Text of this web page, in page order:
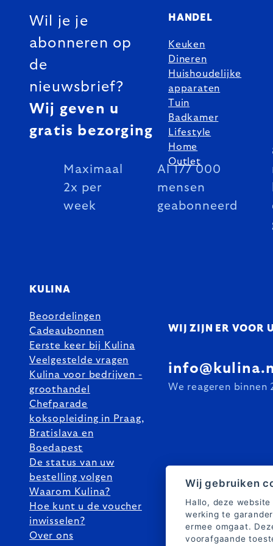
Wil je je
abonneren op
de
nieuwsbrief?
Wij geven u
gratis bezorging
Maximaal
2x per
week
Al 177 000
mensen
geabonneerd
HANDEL
Keuken
Dineren
Huishoudelijke
apparaten
Tuin
Badkamer
Lifestyle
Home
Outlet
KULINA
Beoordelingen
Cadeaubonnen
Eerste keer bij Kulina
Veelgestelde vragen
Kulina voor bedrijven -
groothandel
Chefparade
koksopleiding in Praag,
Bratislava en
Boedapest
De status van uw
bestelling volgen
Waarom Kulina?
Hoe kunt u de voucher
inwisselen?
Over ons
WIJ ZIJN ER VOOR U
info@kulina.nl
We reageren binnen
Wij gebruiken
Hallo, deze
werking te
ermee omgaat.
voorafgaande